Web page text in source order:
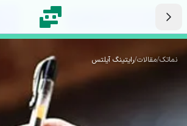
نماتک/مقالات/رایتینگ آیلتس